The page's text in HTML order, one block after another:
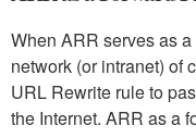
When ARR serves as
network (or intranet) of
URL Rewrite rule to
the Internet. ARR as a